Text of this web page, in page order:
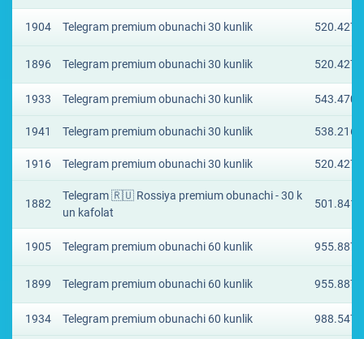
1904 Telegram premium obunachi 30 kunlik
1896 Telegram premium obunachi 30 kunlik
1933 Telegram premium obunachi 30 kunlik
1941 Telegram premium obunachi 30 kunlik
1916 Telegram premium obunachi 30 kunlik
1882
Telegram 🇷🇺 Rossiya premium obunachi - 30 k
un kafolat
501.841
1905 Telegram premium obunachi 60 kunlik
1899 Telegram premium obunachi 60 kunlik
1934 Telegram premium obunachi 60 kunlik